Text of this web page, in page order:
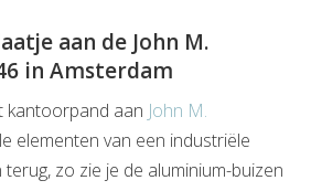
aan de John M.
in Amsterdam
kantoorpand aan John M.
elementen van een industriële
zo zie je de aluminium-buizen